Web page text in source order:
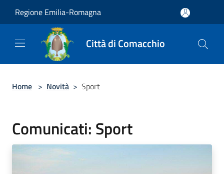
Regione Emilia-Romagna
Città di Comacchio
Home > Novità > Sport
Comunicati: Sport